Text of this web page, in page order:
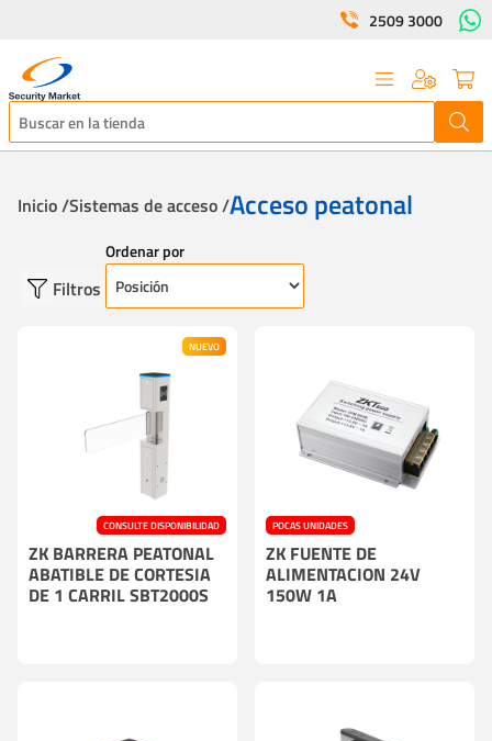
2509 3000
Inicio /Sistemas de acceso /Acceso peatonal
Filtros
Ordenar por
CONSULTE DISPONIBILIDAD
NUEVO
ZK BARRERA PEATONAL
ABATIBLE DE CORTESIA
DE 1 CARRIL SBT2000S
POCAS UNIDADES
ZK FUENTE DE
ALIMENTACION 24V
150W 1A